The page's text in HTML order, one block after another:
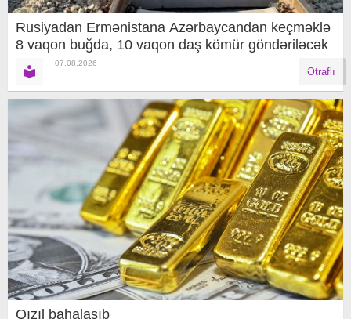
Rusiyadan Ermənistana Azərbaycandan keçməklə
8 vaqon buğda, 10 vaqon daş kömür göndəriləcək
07.08.2026
Ətraflı
Qızıl bahalaşıb